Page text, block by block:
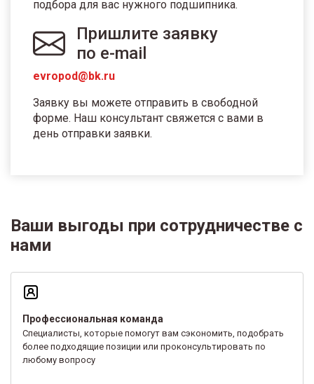
подбора для вас нужного подшипника.
Пришлите заявку
по e-mail
evropod@bk.ru
Заявку вы можете отправить в свободной
форме. Наш консультант свяжется с вами в
день отправки заявки.
Ваши выгоды при сотрудничестве с
нами
Профессиональная команда
Специалисты, которые помогут вам сэкономить, подобрать
более подходящие позиции или проконсультировать по
любому вопросу